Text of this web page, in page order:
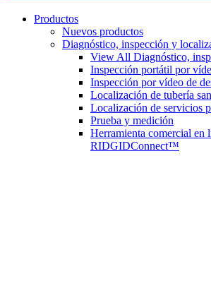
Productos
Nuevos productos
Diagnóstico, inspección y
View All Diagnóstico,
Inspección portátil por
Inspección por vídeo de
Localización de tubería
Localización de servicios
Prueba y medición
Herramienta comercial en
RIDGIDConnect™